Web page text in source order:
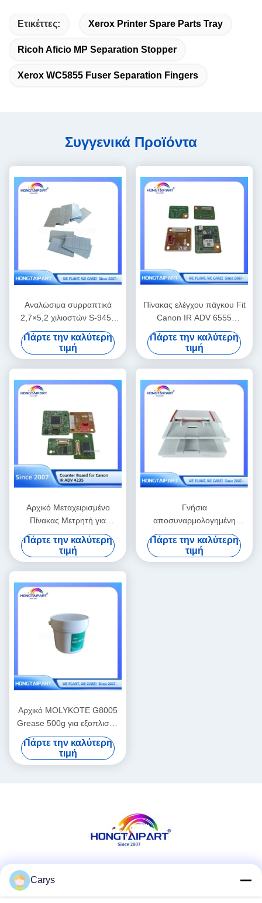
Ετικέττες: Xerox Printer Spare Parts Tray
Ricoh Aficio MP Separation Stopper
Xerox WC5855 Fuser Separation Fingers
Συγγενικά Προϊόντα
Αναλώσιμα συρραπτικά
2,7×5,2 χιλιοστών S-9454
συμβατό Riso Finisher
Binding Αναλώσιμα
Πάρτε την καλύτερη
τιμή
Πίνακας ελέγχου πάγκου Fit
Canon IR ADV 6555
Ανταλλακτικά
φωτοαντιγραφικού
Πάρτε την καλύτερη
τιμή
Αρχικό Μεταχειρισμένο
Πίνακας Μετρητή για
Εκτυπωτή Canon IR ADV
4235
Πάρτε την καλύτερη
τιμή
Γνήσια
αποσυναρμολογημένη
μονάδα συναρμολόγησης
ADF που έχει διασωθεί
συμβατή με ανταλλακτικά
Πάρτε την καλύτερη
τιμή
Αρχικό MOLYKOTE G8005
Grease 500g για εξοπλισμό
εκτύπωσης λέιζερ
Πάρτε την καλύτερη
τιμή
Carys